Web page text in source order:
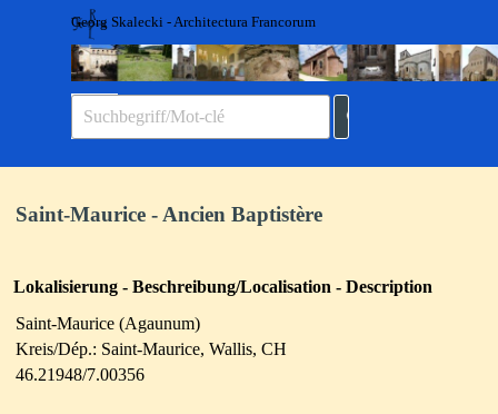
Direkt zum Seiteninhalt
Georg Skalecki - Architectura Francorum
Saint-Maurice - Ancien Baptistère
Lokalisierung - Beschreibung/Localisation - Description
Saint-Maurice (Agaunum)
Kreis/Dép.: Saint-Maurice, Wallis, CH
46.21948/7.00356